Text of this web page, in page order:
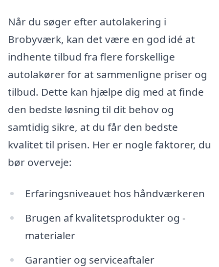
Når du søger efter autolakering i
Brobyværk, kan det være en god idé at
indhente tilbud fra flere forskellige
autolakører for at sammenligne priser og
tilbud. Dette kan hjælpe dig med at finde
den bedste løsning til dit behov og
samtidig sikre, at du får den bedste
kvalitet til prisen. Her er nogle faktorer, du
bør overveje:
Erfaringsniveauet hos håndværkeren
Brugen af kvalitetsprodukter og -
materialer
Garantier og serviceaftaler